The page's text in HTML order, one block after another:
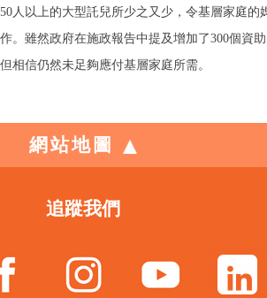
50人以上的大型託兒所少之又少，令基層家庭的
。雖然政府在施政報告中提及增加了300個資助
相信仍然未足夠應付基層家庭所需。
網站地圖
追蹤我們